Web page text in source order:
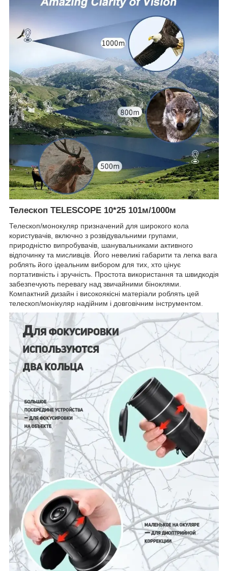
Телескоп TELESCOPE 10*25 101м/1000м
Телескоп/монокуляр призначений для широкого кола
користувачів, включно з розвідувальними групами,
природністю випробувачів, шанувальниками активного
відпочинку та мисливців. Його невеликі габарити та легка вага
роблять його ідеальним вибором для тих, хто цінує
портативність і зручність. Простота використання та швидкодія
забезпечують перевагу над звичайними біноклями.
Компактний дизайн і високоякісні матеріали роблять цей
телескоп/монікуляр надійним і довговічним інструментом.